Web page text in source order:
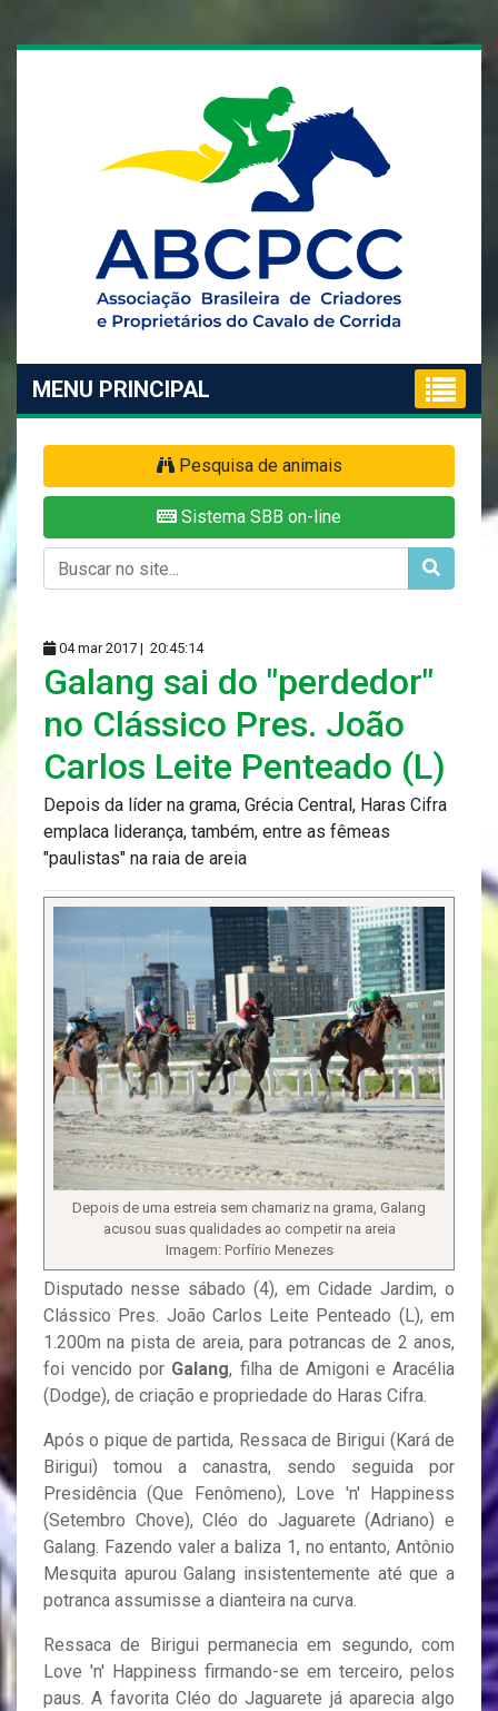
MENU PRINCIPAL
Pesquisa de animais
Sistema SBB on-line
04 mar 2017 | 20:45:14
Galang sai do "perdedor"
no Clássico Pres. João
Carlos Leite Penteado (L)
Depois da líder na grama, Grécia Central, Haras Cifra
emplaca liderança, também, entre as fêmeas
"paulistas" na raia de areia
Depois de uma estreia sem chamariz na grama, Galang
acusou suas qualidades ao competir na areia
Imagem: Porfírio Menezes
Disputado nesse sábado (4), em Cidade Jardim, o
Clássico Pres. João Carlos Leite Penteado (L), em
1.200m na pista de areia, para potrancas de 2 anos,
foi vencido por Galang, filha de Amigoni e Aracélia
(Dodge), de criação e propriedade do Haras Cifra.
Após o pique de partida, Ressaca de Birigui (Kará de
Birigui) tomou a canastra, sendo seguida por
Presidência (Que Fenômeno), Love 'n' Happiness
(Setembro Chove), Cléo do Jaguarete (Adriano) e
Galang. Fazendo valer a baliza 1, no entanto, Antônio
Mesquita apurou Galang insistentemente até que a
potranca assumisse a dianteira na curva.
Ressaca de Birigui permanecia em segundo, com
Love 'n' Happiness firmando-se em terceiro, pelos
paus. A favorita Cléo do Jaguarete já aparecia algo